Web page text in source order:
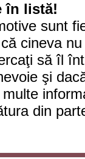
în listă!
sunt
cineva
să îl
şi
din